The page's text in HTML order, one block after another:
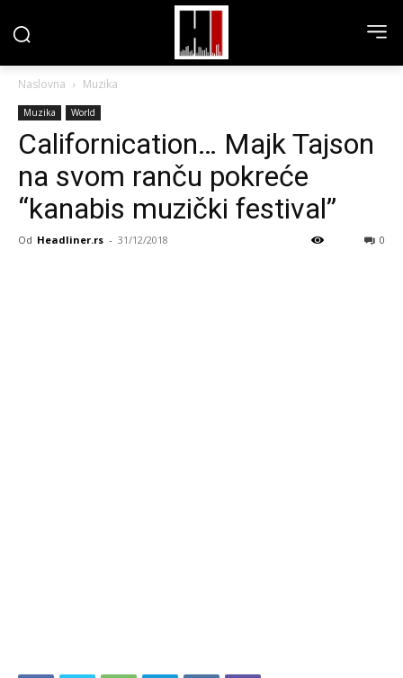
Naslovna Muzika
Muzika World
Californication… Majk Tajson
na svom ranču pokreće
“kanabis muzički festival”
Od Headliner.rs - 31/12/2018 0